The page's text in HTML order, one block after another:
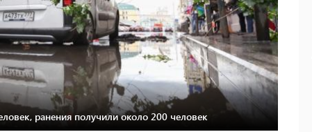
ранения получили около 200 человек